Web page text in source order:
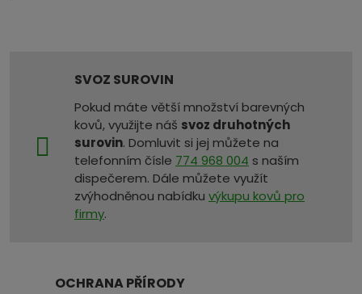
SVOZ SUROVIN
Pokud máte větší množství barevných
kovů, využijte náš svoz druhotných
surovin. Domluvit si jej můžete na
telefonním čísle 774 968 004 s naším
dispečerem. Dále můžete využít
zvýhodněnou nabídku výkupu kovů pro
firmy.
OCHRANA PŘÍRODY